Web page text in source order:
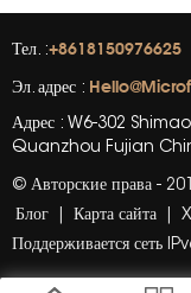
Тел. :+8618150976625
Эл. адрес :
Адрес : W6-302
Quanzhou Fujian
© Авторские права -
Блог
Карта сайта
Поддерживается сеть